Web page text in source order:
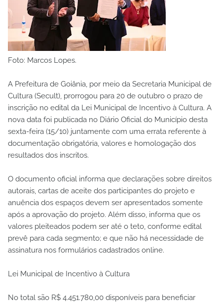
Foto: Marcos Lopes.
A Prefeitura de Goiânia, por meio da Secretaria Municipal de
Cultura (Secult), prorrogou para 20 de outubro o prazo de
inscrição no edital da Lei Municipal de Incentivo à Cultura. A
nova data foi publicada no Diário Oficial do Município desta
sexta-feira (15/10) juntamente com uma errata referente à
documentação obrigatória, valores e homologação dos
resultados dos inscritos.
O documento oficial informa que declarações sobre direitos
autorais, cartas de aceite dos participantes do projeto e
anuência dos espaços devem ser apresentados somente
após a aprovação do projeto. Além disso, informa que os
valores pleiteados podem ser até o teto, conforme edital
prevê para cada segmento; e que não há necessidade de
assinatura nos formulários cadastrados online.
Lei Municipal de Incentivo à Cultura
No total são R$ 4.451.780,00 disponíveis para beneficiar